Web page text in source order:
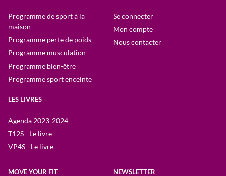
Programme de sport à la
maison
Programme perte de poids
Programme musculation
Programme bien-être
Programme sport enceinte
LES LIVRES
Agenda 2023-2024
T12S - Le livre
VP4S - Le livre
Se connecter
Mon compte
Nous contacter
MOVE YOUR FIT NEWSLETTER